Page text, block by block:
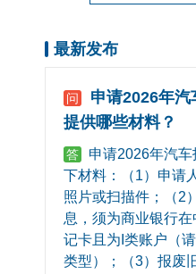
最新发布
问
申请2026年汽
提供哪些材料？
答
申请2026年汽
下材料：（1）申请
照片或扫描件；（2
息，须为商业银行
记卡且为I类账户（
类型）；（3）报废